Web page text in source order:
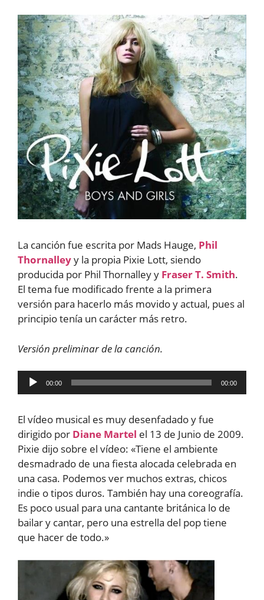
La canción fue escrita por Mads Hauge, Phil
Thornalleyy la propia Pixie Lott, siendo
producida por Phil Thornalley y Fraser T. Smith.
El tema fue modificado frente a la primera
versión para hacerlo más movido y actual, pues al
principio tenía un carácter más retro.
Versión preliminar de la canción.
Reproductor
de
00:00 00:00
El vídeo musical es muy desenfadado y fue
dirigido por Diane Martel el 13 de Junio de 2009.
Pixie dijo sobre el vídeo: «Tiene el ambiente
desmadrado de una fiesta alocada celebrada en
una casa. Podemos ver muchos extras, chicos
indie o tipos duros. También hay una coreografía.
Es poco usual para una cantante británica lo de
bailar y cantar, pero una estrella del pop tiene
que hacer de todo.»